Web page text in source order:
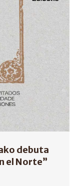
debuta
el Norte”